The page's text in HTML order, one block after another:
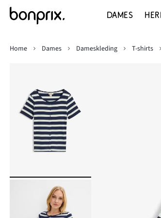
DAMES
Home
Dames Dameskleding T-shirts